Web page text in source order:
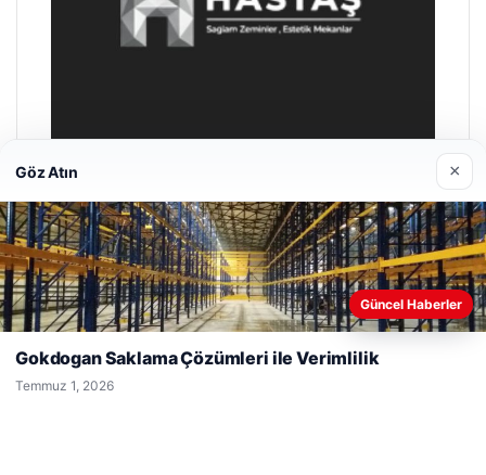
Prenses Night Club
Nisan 29, 2026
Web sitemizi nasıl kullandığınızı daha iyi anlayabilmek,
deneyiminizi kişiselleştirmek ve geliştirmek amacıyla çerezler
Reddet Kabul Et
Göz Atın ×
Güncel Haberler
Gokdogan Saklama Çözümleri ile Verimlilik
Temmuz 1, 2026